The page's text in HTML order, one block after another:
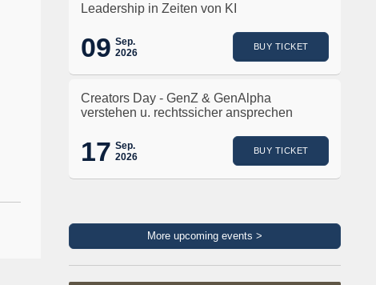
Leadership in Zeiten von KI
09 Sep.
2026
BUY TICKET
Creators Day - GenZ & GenAlpha
verstehen u. rechtssicher ansprechen
17 Sep.
2026
BUY TICKET
More upcoming events >